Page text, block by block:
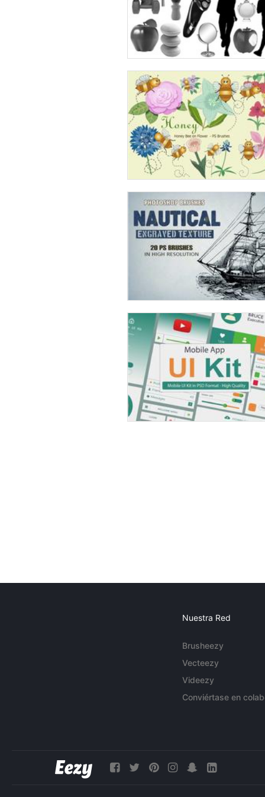
Nuestra Red
Brusheezy
Vecteezy
Videezy
Conviértase en